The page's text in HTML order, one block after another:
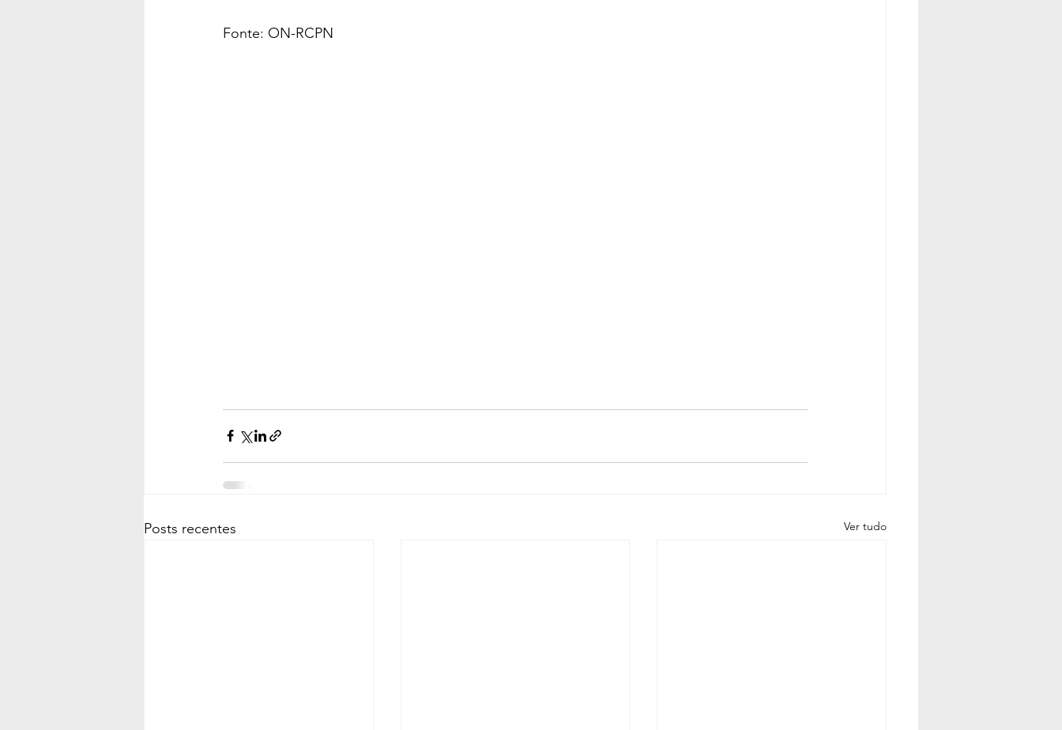
Fonte: ON-RCPN
Posts recentes Ver tudo